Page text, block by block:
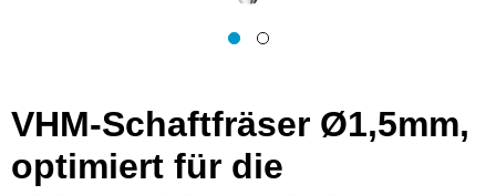
VHM-Schaftfräser Ø1,5mm,
optimiert für die